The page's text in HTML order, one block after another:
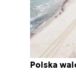
Polska